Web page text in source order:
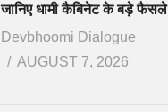
जानिए धामी कैबिनेट के बड़े फैसले
Devbhoomi Dialogue
AUGUST 7, 2026